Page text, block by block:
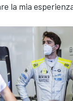
la mia